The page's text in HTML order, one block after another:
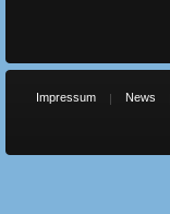
Impressum News